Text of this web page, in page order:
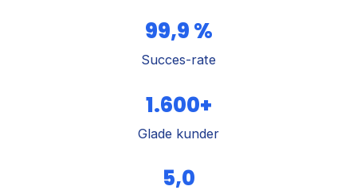
99,9 %
Succes-rate
1.600+
Glade kunder
5,0